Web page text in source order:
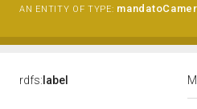
AN ENTITY OF TYPE:
rdfs: label